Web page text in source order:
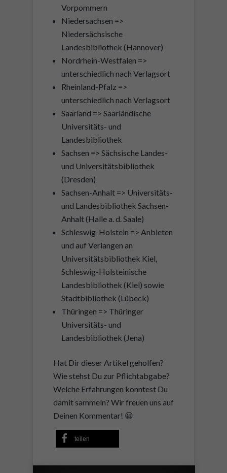
Vorpommern
Niedersachsen =>
Niedersächsische
Landesbibliothek (Hannover)
Nordrhein-Westfalen =>
unterschiedlich nach Verlagsort
Rheinland-Pfalz =>
unterschiedlich nach Verlagsort
Saarland => Saarländische
Universitäts- und
Landesbibliothek
Sachsen => Sächsische Landes-
und Universitätsbibliothek
(Dresden)
Sachsen-Anhalt => Universitäts-
und Landesbibliothek Sachsen-
Anhalt (Halle a. d. Saale)
Schleswig-Holstein => Anbieten
und auf Verlangen an
Universitätsbibliothek Kiel,
Schleswig-Holsteinische
Landesbibliothek (Kiel) sowie
Stadtbibliothek (Lübeck)
Thüringen => Thüringer
Universitäts- und
Landesbibliothek (Jena)
Hat Dir dieser Artikel geholfen?
Wie stehst Du zur Pflichtabgabe?
Welche Erfahrungen konntest Du
damit sammeln? Wir freuen uns auf
Deinen Kommentar! 😀
teilen